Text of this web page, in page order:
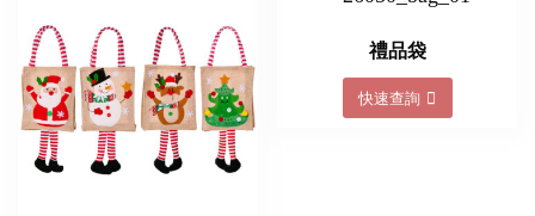
禮品袋
快速查詢